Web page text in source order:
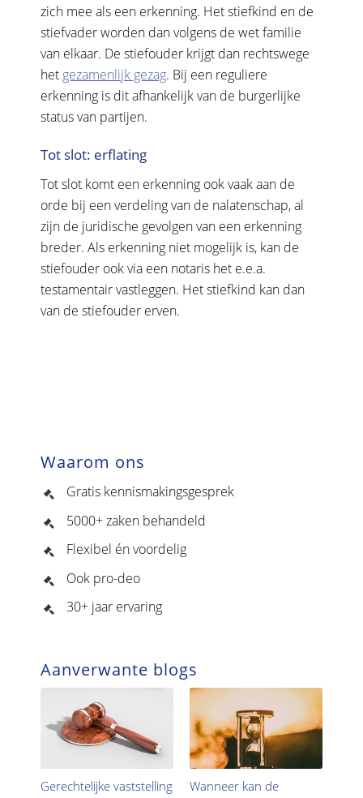
zich mee als een erkenning. Het stiefkind en de
stiefvader worden dan volgens de wet familie
van elkaar. De stiefouder krijgt dan rechtswege
het gezamenlijk gezag. Bij een reguliere
erkenning is dit afhankelijk van de burgerlijke
status van partijen.
Tot slot: erflating
Tot slot komt een erkenning ook vaak aan de
orde bij een verdeling van de nalatenschap, al
zijn de juridische gevolgen van een erkenning
breder. Als erkenning niet mogelijk is, kan de
stiefouder ook via een notaris het e.e.a.
testamentair vastleggen. Het stiefkind kan dan
van de stiefouder erven.
Waarom ons
Gratis kennismakingsgesprek
5000+ zaken behandeld
Flexibel én voordelig
Ook pro-deo
30+ jaar ervaring
Aanverwante blogs
Gerechtelijke vaststelling
Wanneer kan de